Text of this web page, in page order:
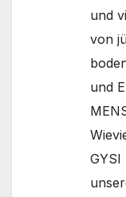
und
von
und
GYSI